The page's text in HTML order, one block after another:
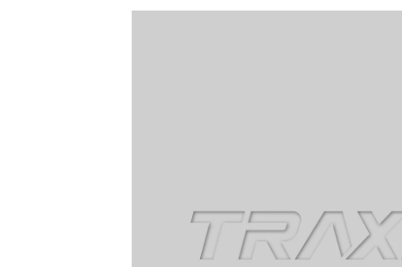
directamente